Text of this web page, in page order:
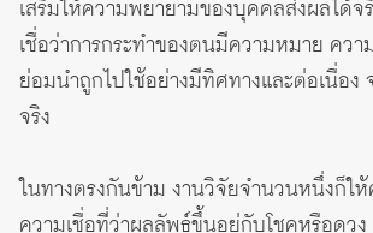
เสริมให้ความพยายามของบุคคลส่งผลได้จ
เชื่อว่าการกระทำของตนมีความหมาย คว
ย่อมนำถูกไปใช้อย่างมีทิศทางและต่อเนื่อง
จริง
ในทางตรงกันข้าม งานวิจัยจำนวนหนึ่งก็ใ
ความเชื่อที่ว่าผลลัพธ์ขึ้นอยู่กับโชคหรือดว